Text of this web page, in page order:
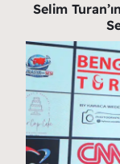
Selim